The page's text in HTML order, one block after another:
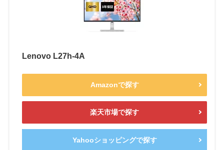
Lenovo L27h-4A
Amazonで探す
楽天市場で探す
Yahooショッピングで探す